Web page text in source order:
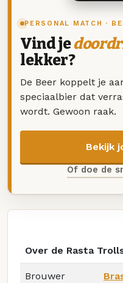
PERSONAL MATCH ·
Vind je
lekker?
De Beer koppelt je
speciaalbier dat
wordt. Gewoon raak.
Bekijk
Of doe de
Over de Rasta
Brouwer